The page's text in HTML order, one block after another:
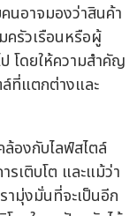
นอาจมองว่าสินค้า
ครัวเรือนหรือผู้
โดยให้ความสำคัญ
ที่แตกต่างและ
องกับไลฟ์สไตล์
รเติบโต และแม้ว่า
ามุ่งมั่นที่จะเป็นอีก